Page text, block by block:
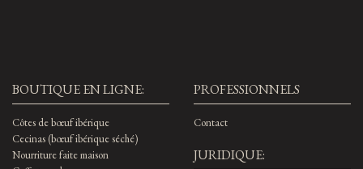
BOUTIQUE EN LIGNE:
Côtes de bœuf ibérique
Cecinas (bœuf ibérique séché)
Nourriture faite maison
PROFESSIONNELS
Contact
JURIDIQUE: